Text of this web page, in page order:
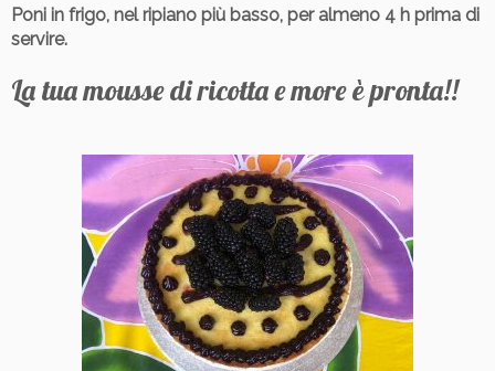
Poni in frigo, nel ripiano più basso, per almeno 4 h prima di
servire.
La tua mousse di ricotta e more è pronta!!